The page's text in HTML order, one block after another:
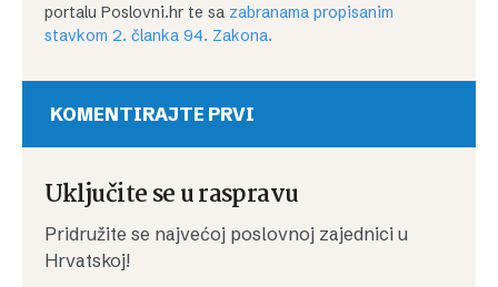
portalu Poslovni.hr te sa zabranama propisanim
stavkom 2. članka 94. Zakona.
KOMENTIRAJTE PRVI
Uključite se u raspravu
Pridružite se najvećoj poslovnoj zajednici u
Hrvatskoj!